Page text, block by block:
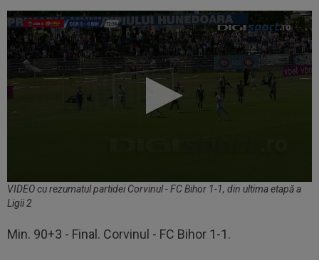
VIDEO cu rezumatul partidei Corvinul - FC Bihor 1-1, din ultima etapă a
Ligii 2
Min. 90+3 - Final. Corvinul - FC Bihor 1-1.